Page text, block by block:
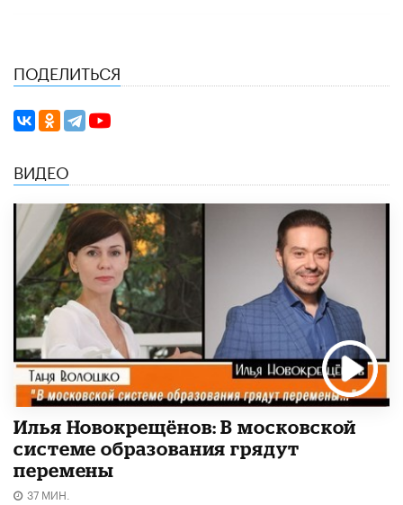
ПОДЕЛИТЬСЯ
ВИДЕО
Илья Новокрещёнов: В московской
системе образования грядут
перемены
37 МИН.